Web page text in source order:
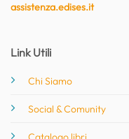
assistenza.edises.it
Link Utili
Chi Siamo
Social & Comunity